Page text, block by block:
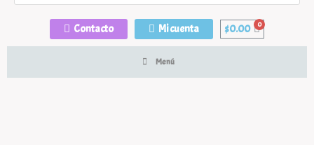
Contacto Mi cuenta $0.00
Menú